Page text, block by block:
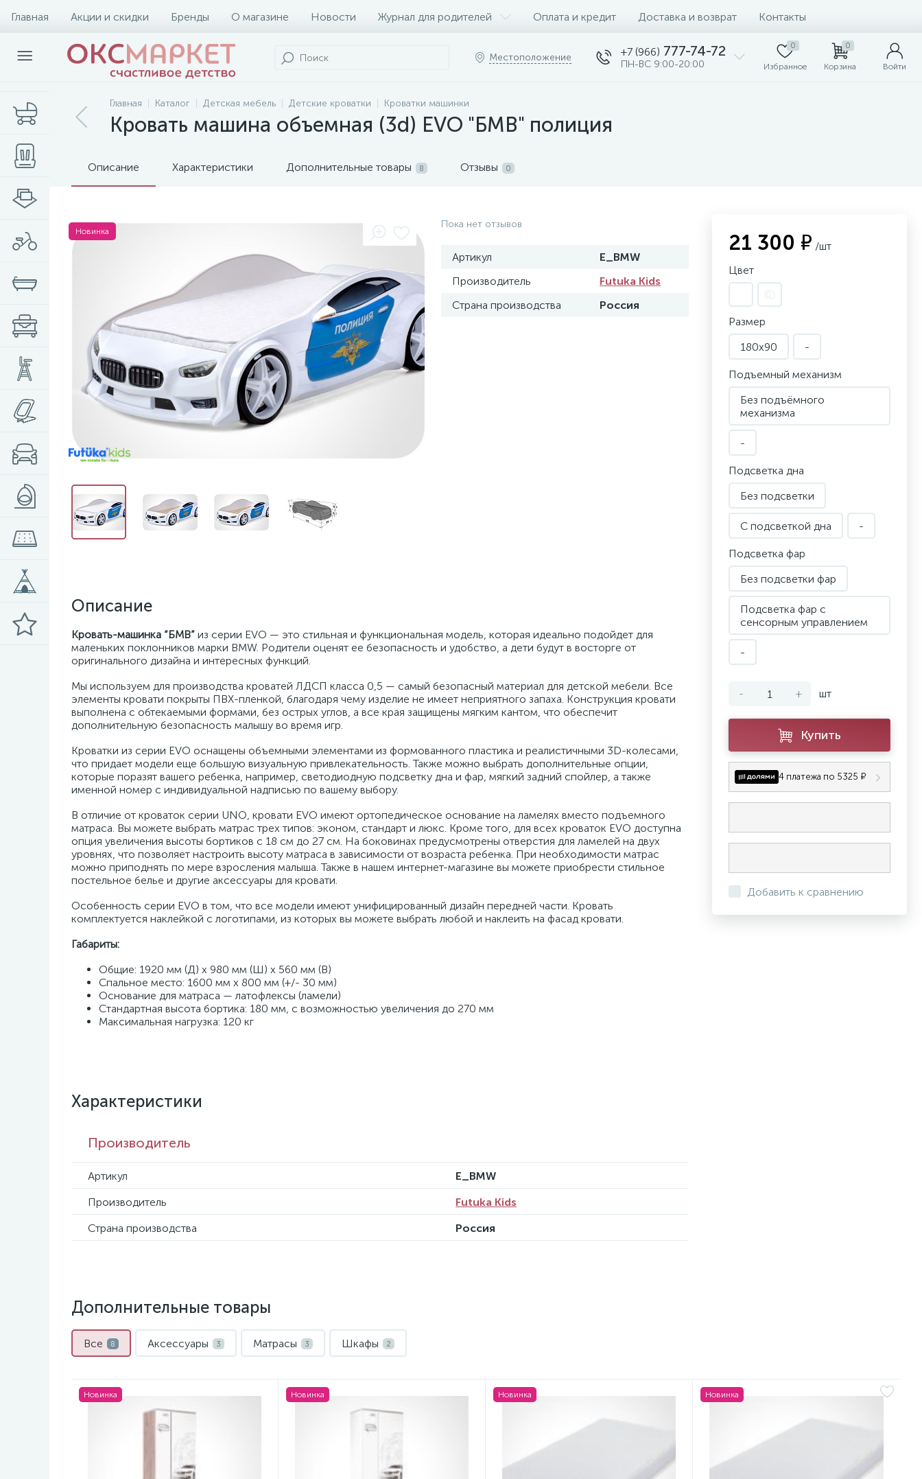
Главная Акции и скидки Бренды О магазине Новости Журнал для родителей Оплата и кредит Доставка и возврат Контакты
Местоположение +7 (966) 777-74-72
ПН-ВС 9:00-20:00
0
Избранное
0
Корзина Войти
Главная Каталог Детская мебель Детские кроватки Кроватки машинки
Кровать машина объемная (3d) EVO "БМВ" полиция
Описание Характеристики Дополнительные товары 8 Отзывы 0
Новинка
Пока нет отзывов
Артикул
E_BMW
Производитель
Futuka Kids
Страна производства
Россия
Описание
Кровать-машинка “БМВ” из серии EVO — это стильная и функциональная модель, которая идеально подойдет для
маленьких поклонников марки BMW. Родители оценят ее безопасность и удобство, а дети будут в восторге от
оригинального дизайна и интересных функций.
Мы используем для производства кроватей ЛДСП класса 0,5 — самый безопасный материал для детской мебели. Все
элементы кровати покрыты ПВХ-пленкой, благодаря чему изделие не имеет неприятного запаха. Конструкция кровати
выполнена с обтекаемыми формами, без острых углов, а все края защищены мягким кантом, что обеспечит
дополнительную безопасность малышу во время игр.
Кроватки из серии EVO оснащены объемными элементами из формованного пластика и реалистичными 3D-колесами,
что придает модели еще большую визуальную привлекательность. Также можно выбрать дополнительные опции,
которые поразят вашего ребенка, например, светодиодную подсветку дна и фар, мягкий задний спойлер, а также
именной номер с индивидуальной надписью по вашему выбору.
В отличие от кроваток серии UNO, кровати EVO имеют ортопедическое основание на ламелях вместо подъемного
матраса. Вы можете выбрать матрас трех типов: эконом, стандарт и люкс. Кроме того, для всех кроваток EVO доступна
опция увеличения высоты бортиков с 18 см до 27 см. На боковинах предусмотрены отверстия для ламелей на двух
уровнях, что позволяет настроить высоту матраса в зависимости от возраста ребенка. При необходимости матрас
можно приподнять по мере взросления малыша. Также в нашем интернет-магазине вы можете приобрести стильное
постельное белье и другие аксессуары для кровати.
Особенность серии EVO в том, что все модели имеют унифицированный дизайн передней части. Кровать
комплектуется наклейкой с логотипами, из которых вы можете выбрать любой и наклеить на фасад кровати.
Габариты:
Общие: 1920 мм (Д) x 980 мм (Ш) x 560 мм (В)
Спальное место: 1600 мм x 800 мм (+/- 30 мм)
Основание для матраса — латофлексы (ламели)
Стандартная высота бортика: 180 мм, с возможностью увеличения до 270 мм
Максимальная нагрузка: 120 кг
Характеристики
Производитель
Артикул
E_BMW
Производитель
Futuka Kids
Страна производства
Россия
21 300 ₽ /шт
Цвет
Размер
180x90
-
Подъемный механизм
Без подъёмного
механизма
-
Подсветка дна
Без подсветки
С подсветкой дна -
Подсветка фар
Без подсветки фар
Подсветка фар с
сенсорным управлением
-
- + шт
Купить
4 платежа по 5325 ₽
Добавить к сравнению
Дополнительные товары
Все 8 Аксессуары 3 Матрасы 3 Шкафы 2
Новинка Новинка Новинка Новинка